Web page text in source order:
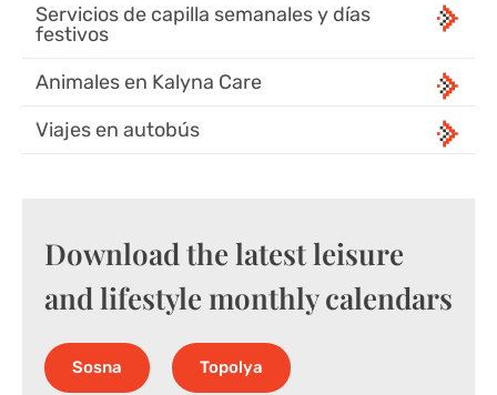
Servicios de capilla semanales y días
festivos
Animales en Kalyna Care
Viajes en autobús
Download the latest leisure
and lifestyle monthly calendars
Sosna Topolya